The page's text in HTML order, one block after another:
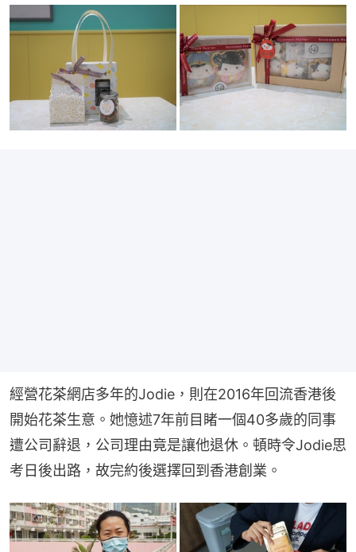
經營花茶網店多年的Jodie，則在2016年回流香港後
開始花茶生意。她憶述7年前目睹一個40多歲的同事
遭公司辭退，公司理由竟是讓他退休。頓時令Jodie思
考日後出路，故完約後選擇回到香港創業。